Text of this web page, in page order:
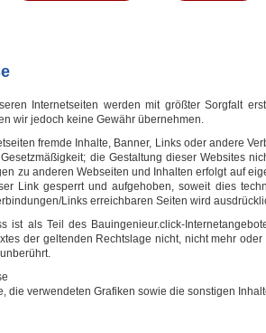
Internetseiten werden mit größter Sorgfalt
wir jedoch keine Gewähr übernehmen.
fremde Inhalte, Banner, Links oder andere
die Gestaltung dieser Websites
zu anderen Webseiten und Inhalten erfolgt auf
Link gesperrt und aufgehoben, soweit dies
Links erreichbaren Seiten wird
ist als Teil des Bauingenieur.click-
der geltenden Rechtslage nicht, nicht mehr
die verwendeten Grafiken sowie die sonstigen